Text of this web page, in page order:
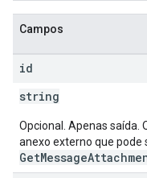
Campos
id
string
Opcional. Apenas saída.
anexo externo que pode